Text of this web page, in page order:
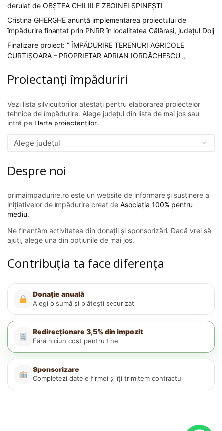
derulat de OBȘTEA CHILIILE ZBOINEI SPINEȘTI
Cristina GHERGHE anunță implementarea proiectului de
împădurire finanțat prin PNRR în localitatea Călărași, județul Dolj
Finalizare proiect: ” ÎMPĂDURIRE TERENURI AGRICOLE
CURTIȘOARA – PROPRIETAR ADRIAN IORDĂCHESCU „
Proiectanți împăduriri
Vezi lista silvicultorilor atestați pentru elaborarea proiectelor
tehnice de împădurire. Alege județul din lista de mai jos sau
intră pe Harta proiectanților.
Despre noi
primaimpadurire.ro este un website de informare și susținere a
inițiativelor de împădurire creat de Asociația 100% pentru
mediu.
Ne finanțăm activitatea din donații și sponsorizări. Dacă vrei să
ajuți, alege una din opțiunile de mai jos.
Contribuția ta face diferența
Donație anuală
Alegi o sumă și plătești securizat
Redirecționare 3,5% din impozit
Fără niciun cost pentru tine
Sponsorizare
Completezi datele firmei și îți trimitem contractul